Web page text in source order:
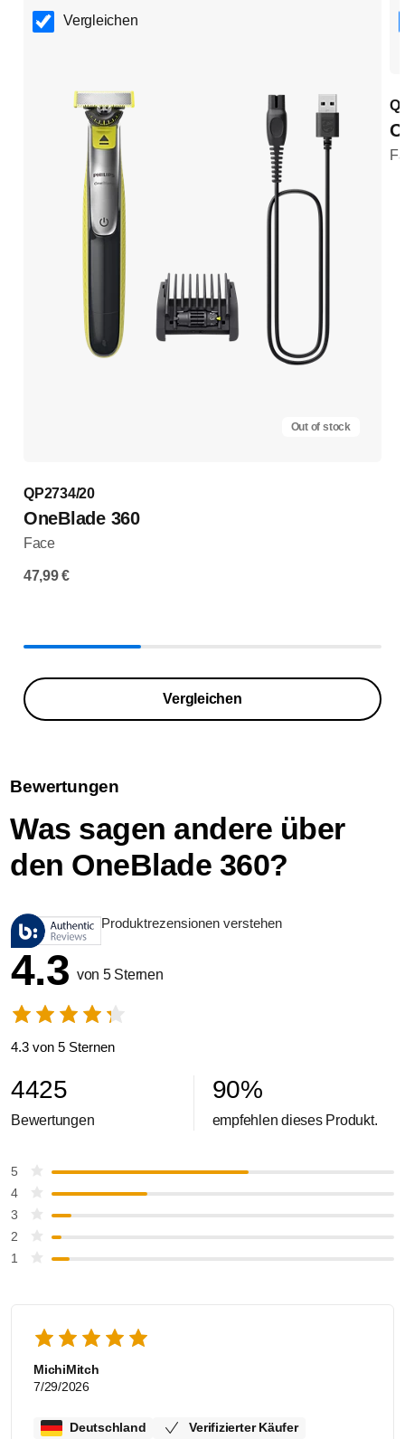
Vergleichen
Out of stock
QP2734/20
OneBlade 360
Face
47,99 €
Vergleichen
Bewertungen
Was sagen andere über
den OneBlade 360?
Produktrezensionen verstehen
4.3 von 5 Sternen
4.3 von 5 Sternen
4425
Bewertungen
90%
empfehlen dieses Produkt.
5
4
3
2
1
MichiMitch
7/29/2026
Deutschland Verifizierter Käufer